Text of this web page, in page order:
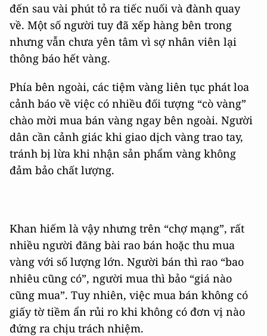
đến sau vài phút tỏ ra tiếc nuối và đành quay
về. Một số người tuy đã xếp hàng bên trong
nhưng vẫn chưa yên tâm vì sợ nhân viên lại
thông báo hết vàng.
Phía bên ngoài, các tiệm vàng liên tục phát loa
cảnh báo về việc có nhiều đối tượng “cò vàng”
chào mời mua bán vàng ngay bên ngoài. Người
dân cần cảnh giác khi giao dịch vàng trao tay,
tránh bị lừa khi nhận sản phẩm vàng không
đảm bảo chất lượng.
Khan hiếm là vậy nhưng trên “chợ mạng”, rất
nhiều người đăng bài rao bán hoặc thu mua
vàng với số lượng lớn. Người bán thì rao “bao
nhiêu cũng có”, người mua thì bảo “giá nào
cũng mua”. Tuy nhiên, việc mua bán không có
giấy tờ tiềm ẩn rủi ro khi không có đơn vị nào
đứng ra chịu trách nhiệm.